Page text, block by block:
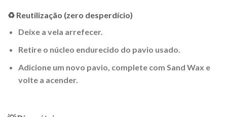
♻️ Reutilização (zero desperdício)
Deixe a vela arrefecer.
Retire o núcleo endurecido do pavio usado.
Adicione um novo pavio, complete com Sand Wax e
volte a acender.